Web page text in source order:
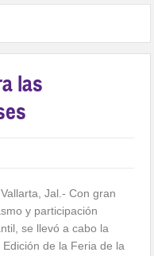
las
Jal.- Con gran
y participación
se llevó a cabo la
Edición de la Feria de la